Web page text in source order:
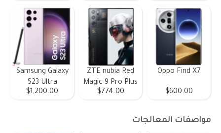
Oppo Find X7
$600.00
ZTE nubia Red
Magic 9 Pro Plus
$774.00
Samsung Galaxy
S23 Ultra
$1,200.00
مواصفات المعالجات